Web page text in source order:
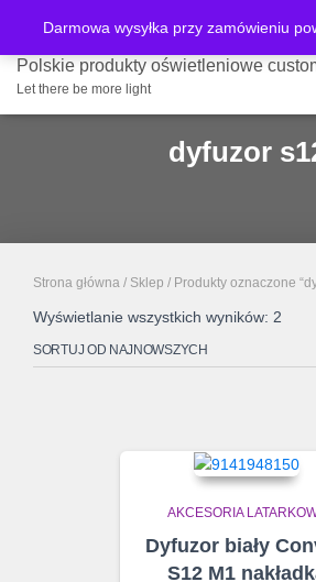
Darmowa wysyłka przy zamówieniu
Polskie produkty oświetleniowe
Let there be more light
dyfuzor
Strona główna / Sklep / Produkty oznaczone
Wyświetlanie wszystkich wyników: 2
AKCESORIA
Dyfuzor biały
S12 M1